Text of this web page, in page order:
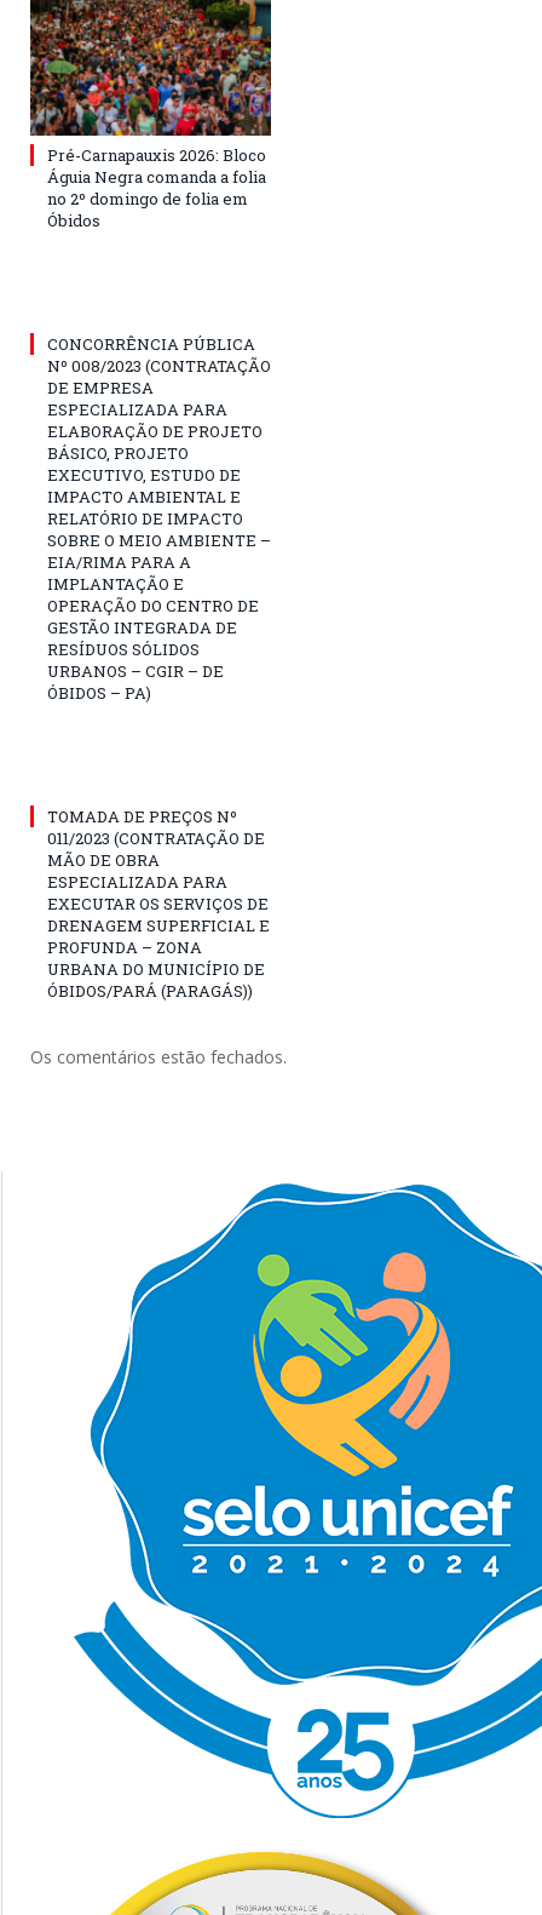
Pré-Carnapauxis 2026: Bloco
Águia Negra comanda a folia
no 2º domingo de folia em
Óbidos
CONCORRÊNCIA PÚBLICA
Nº 008/2023 (CONTRATAÇÃO
DE EMPRESA
ESPECIALIZADA PARA
ELABORAÇÃO DE PROJETO
BÁSICO, PROJETO
EXECUTIVO, ESTUDO DE
IMPACTO AMBIENTAL E
RELATÓRIO DE IMPACTO
SOBRE O MEIO AMBIENTE –
EIA/RIMA PARA A
IMPLANTAÇÃO E
OPERAÇÃO DO CENTRO DE
GESTÃO INTEGRADA DE
RESÍDUOS SÓLIDOS
URBANOS – CGIR – DE
ÓBIDOS – PA)
TOMADA DE PREÇOS Nº
011/2023 (CONTRATAÇÃO DE
MÃO DE OBRA
ESPECIALIZADA PARA
EXECUTAR OS SERVIÇOS DE
DRENAGEM SUPERFICIAL E
PROFUNDA – ZONA
URBANA DO MUNICÍPIO DE
ÓBIDOS/PARÁ (PARAGÁS))
Os comentários estão fechados.